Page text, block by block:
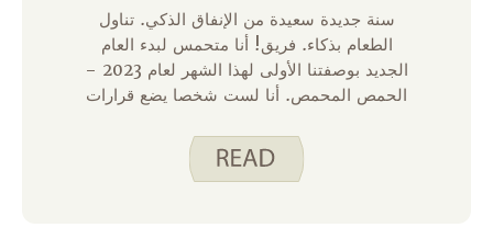
سنة جديدة سعيدة من الإنفاق الذكي. تناول
الطعام بذكاء. فريق! أنا متحمس لبدء العام
الجديد بوصفتنا الأولى لهذا الشهر لعام 2023 –
الحمص المحمص. أنا لست شخصا يضع قرارات
تذكير بالبقاء فضوليا وتجربة أشياء جديدة. عندما
بدأت في اختبار وكتابة هذه الوصفة للموقع ، كان